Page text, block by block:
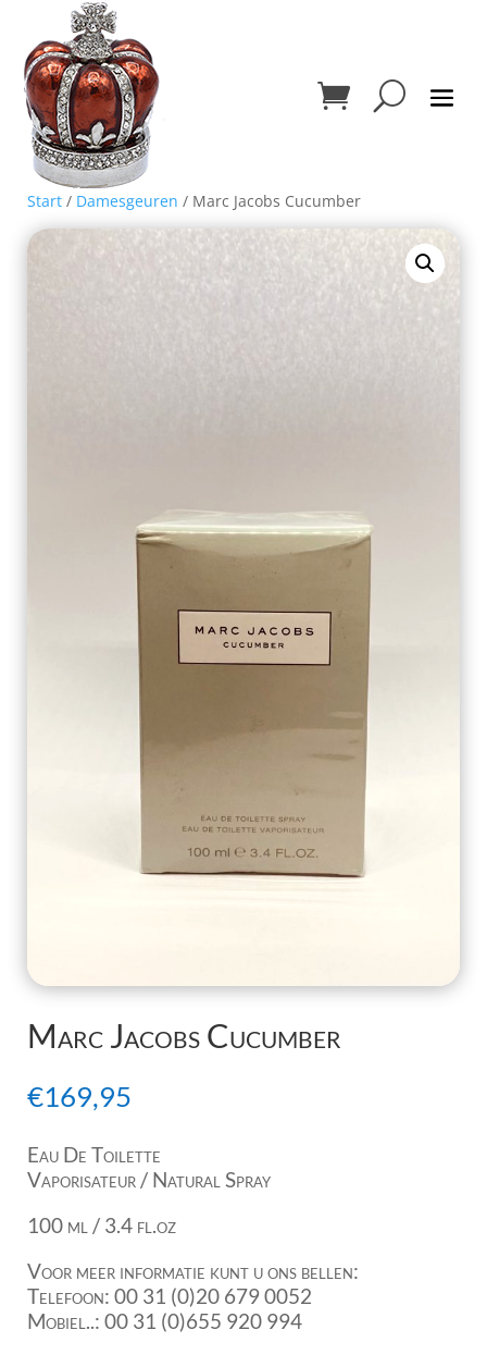
Start / Damesgeuren / Marc Jacobs Cucumber
Marc Jacobs Cucumber
€169,95
Eau De Toilette
Vaporisateur / Natural Spray
100 ml / 3.4 fl.oz
Voor meer informatie kunt u ons bellen:
Telefoon: 00 31 (0)20 679 0052
Mobiel..: 00 31 (0)655 920 994